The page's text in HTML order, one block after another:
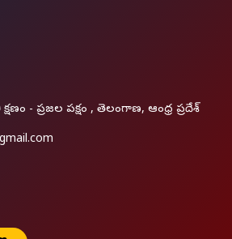
- ప్రజల పక్షం , తెలంగాణ, ఆంధ్ర ప్రదేశ్